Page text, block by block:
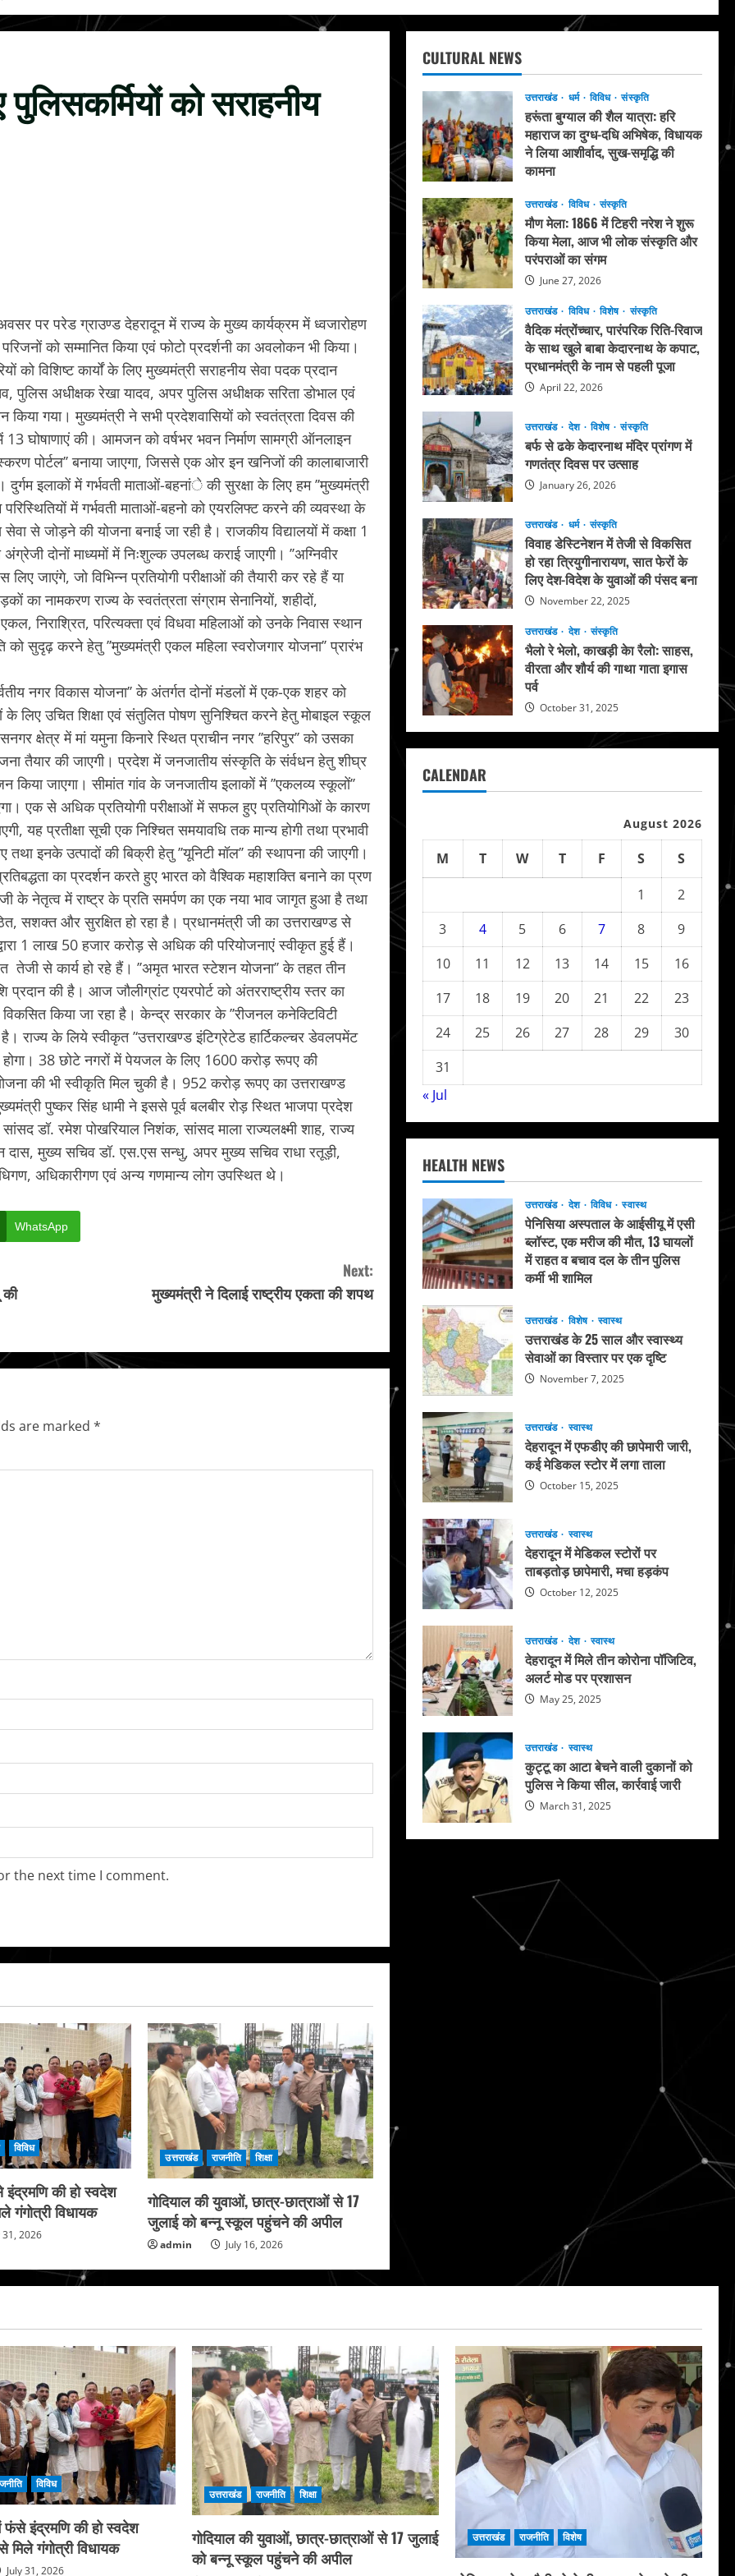
को सराहनीय
पर परेड ग्राउण्ड देहरादून में राज्य के मुख्य कार्यक्रम में ध्वजारोहण
को सम्मानित किया एवं फोटो प्रदर्शनी का अवलोकन भी किया।
को विशिष्ट कार्यों के लिए मुख्यमंत्री सराहनीय सेवा पदक प्रदान
पुलिस अधीक्षक रेखा यादव, अपर पुलिस अधीक्षक सरिता डोभाल एवं
किया गया। मुख्यमंत्री ने सभी प्रदेशवासियों को स्वतंत्रता दिवस की
घोषाणाएं की। आमजन को वर्षभर भवन निर्माण सामग्री ऑनलाइन
पोर्टल’’ बनाया जाएगा, जिससे एक ओर इन खनिजों की कालाबाजारी
इलाकों में गर्भवती माताओं-बहनांे की सुरक्षा के लिए हम ’’मुख्यमंत्री
में गर्भवती माताओं-बहनो को एयरलिफ्ट करने की व्यवस्था के
से जोड़ने की योजना बनाई जा रही है। राजकीय विद्यालयों में कक्षा 1
दोनों माध्यमों में निःशुल्क उपलब्ध कराई जाएगी। ’’अग्निवीर
जाएंगे, जो विभिन्न प्रतियोगी परीक्षाओं की तैयारी कर रहे हैं या
का नामकरण राज्य के स्वतंत्रता संग्राम सेनानियों, शहीदों,
निराश्रित, परित्यक्ता एवं विधवा महिलाओं को उनके निवास स्थान
सुदृढ़ करने हेतु ’’मुख्यमंत्री एकल महिला स्वरोजगार योजना’’ प्रारंभ
नगर विकास योजना’’ के अंतर्गत दोनों मंडलों में एक-एक शहर को
के लिए उचित शिक्षा एवं संतुलित पोषण सुनिश्चित करने हेतु मोबाइल स्कूल
क्षेत्र में मां यमुना किनारे स्थित प्राचीन नगर ’’हरिपुर’’ को उसका
तैयार की जाएगी। प्रदेश में जनजातीय संस्कृति के संर्वधन हेतु शीघ्र
किया जाएगा। सीमांत गांव के जनजातीय इलाकों में ’’एकलव्य स्कूलों’’
एक से अधिक प्रतियोगी परीक्षाओं में सफल हुए प्रतियोगिओं के कारण
यह प्रतीक्षा सूची एक निश्चित समयावधि तक मान्य होगी तथा प्रभावी
इनके उत्पादों की बिक्री हेतु ’’यूनिटी मॉल’’ की स्थापना की जाएगी।
का प्रदर्शन करते हुए भारत को वैश्विक महाशक्ति बनाने का प्रण
के नेतृत्व में राष्ट्र के प्रति समर्पण का एक नया भाव जागृत हुआ है तथा
सशक्त और सुरक्षित हो रहा है। प्रधानमंत्री जी का उत्तराखण्ड से
1 लाख 50 हजार करोड़ से अधिक की परियोजनाएं स्वीकृत हुई हैं।
तेजी से कार्य हो रहे हैं। ’’अमृत भारत स्टेशन योजना’’ के तहत तीन
की है। आज जौलीग्रांट एयरपोर्ट को अंतरराष्ट्रीय स्तर का
किया जा रहा है। केन्द्र सरकार के ’’रीजनल कनेक्टिविटी
है। राज्य के लिये स्वीकृत ’‘उत्तराखण्ड इंटिग्रेटेड हार्टिकल्चर डेवलपमेंट
होगा। 38 छोटे नगरों में पेयजल के लिए 1600 करोड़ रूपए की
की भी स्वीकृति मिल चुकी है। 952 करोड़ रूपए का उत्तराखण्ड
पुष्कर सिंह धामी ने इससे पूर्व बलबीर रोड़ स्थित भाजपा प्रदेश
डॉ. रमेश पोखरियाल निशंक, सांसद माला राज्यलक्ष्मी शाह, राज्य
मुख्य सचिव डॉ. एस.एस सन्धु, अपर मुख्य सचिव राधा रतूड़ी,
अधिकारीगण एवं अन्य गणमान्य लोग उपस्थित थे।
WhatsApp
की
Next:
मुख्यमंत्री ने दिलाई राष्ट्रीय एकता की शपथ
are marked *
the next time I comment.
विविध
की हो स्वदेश
गंगोत्री विधायक
31, 2026
उत्तराखंड राजनीति शिक्षा
गोदियाल की युवाओं, छात्र-छात्राओं से 17
जुलाई को बन्नू स्कूल पहुंचने की अपील
admin July 16, 2026
CULTURAL NEWS
उत्तराखंड धर्म विविध संस्कृति
हरूंता बुग्याल की शैल यात्रा: हरि
महाराज का दुग्ध-दधि अभिषेक, विधायक
ने लिया आशीर्वाद, सुख-समृद्धि की
कामना
उत्तराखंड
विविध संस्कृति
मौण मेला: 1866 में टिहरी नरेश ने शुरू
किया मेला, आज भी लोक संस्कृति और
परंपराओं का संगम
June 27, 2026
उत्तराखंड विविध विशेष संस्कृति
वैदिक मंत्रोंच्चार, पारंपरिक रिति-रिवाज
के साथ खुले बाबा केदारनाथ के कपाट,
प्रधानमंत्री के नाम से पहली पूजा
April 22, 2026
उत्तराखंड देश विशेष संस्कृति
बर्फ से ढके केदारनाथ मंदिर प्रांगण में
गणतंत्र दिवस पर उत्साह
January 26, 2026
उत्तराखंड धर्म संस्कृति
विवाह डेस्टिनेशन में तेजी से विकसित
हो रहा त्रियुगीनारायण, सात फेरों के
लिए देश-विदेश के युवाओं की पंसद बना
November 22, 2025
उत्तराखंड देश संस्कृति
भैलो रे भेलो, काखड़ी केा रैलो: साहस,
वीरता और शौर्य की गाथा गाता इगास
पर्व
October 31, 2025
CALENDAR
August 2026
M T W T F S
S
1
2
3
4 5 6 7 8
9
10
11 12 13 14 15
16
17
18 19 20 21 22
23
24
25 26 27 28 29
30
31
« Jul
HEALTH NEWS
उत्तराखंड देश विविध स्वास्थ
पेनिसिया अस्पताल के आईसीयू में एसी
ब्लॉस्ट, एक मरीज की मौत, 13 घायलों
में राहत व बचाव दल के तीन पुलिस
कर्मी भी शामिल
उत्तराखंड
विशेष स्वास्थ
उत्तराखंड के 25 साल और स्वास्थ्य
सेवाओं का विस्तार पर एक दृष्टि
November 7, 2025
उत्तराखंड स्वास्थ
देहरादून में एफडीए की छापेमारी जारी,
कई मेडिकल स्टोर में लगा ताला
October 15, 2025
उत्तराखंड स्वास्थ
देहरादून में मेडिकल स्टोरों पर
ताबड़तोड़ छापेमारी, मचा हड़कंप
October 12, 2025
उत्तराखंड देश स्वास्थ
देहरादून में मिले तीन कोरोना पॉजिटिव,
अलर्ट मोड पर प्रशासन
May 25, 2025
उत्तराखंड स्वास्थ
कुट्टू का आटा बेचने वाली दुकानों को
पुलिस ने किया सील, कार्रवाई जारी
March 31, 2025
विविध
इंद्रमणि की हो स्वदेश
मिले गंगोत्री विधायक
July 31, 2026
उत्तराखंड राजनीति शिक्षा
गोदियाल की युवाओं, छात्र-छात्राओं से 17 जुलाई
को बन्नू स्कूल पहुंचने की अपील
उत्तराखंड राजनीति विशेष